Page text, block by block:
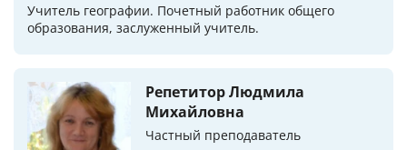
Учитель географии. Почетный работник общего
образования, заслуженный учитель.
Репетитор Людмила
Михайловна
Частный преподаватель